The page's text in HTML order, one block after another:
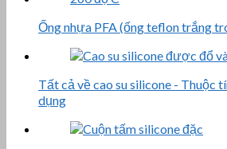
Ống nhựa PFA (ống teflon trắng
Tất cả về cao su silicone - Thuộc
dụng